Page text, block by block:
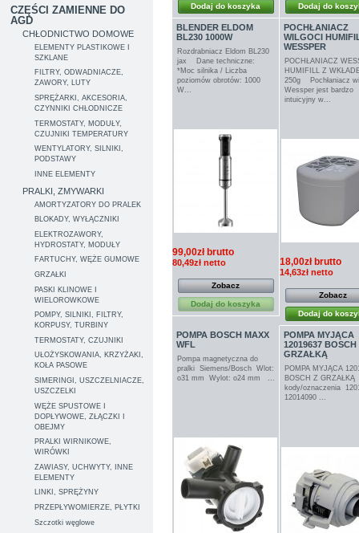
CZĘŚCI ZAMIENNE DO
AGD
CHŁODNICTWO DOMOWE
ELEMENTY PLASTIKOWE I
SZKLANE
FILTRY, ODWADNIACZE,
ZAWORY, LUTY
SPRĘŻARKI, AKCESORIA,
CZYNNIKI CHŁODNICZE
TERMOSTATY, MODUŁY,
CZUJNIKI TEMPERATURY
WENTYLATORY, SILNIKI,
PODSTAWY
INNE ELEMENTY
PRALKI, ZMYWARKI
AMORTYZATORY DO PRALEK
BLOKADY, WYŁĄCZNIKI
ELEKTROZAWORY,
HYDROSTATY, MODUŁY
FARTUCHY, WĘŻE GUMOWE
GRZAŁKI
PASKI KLINOWE I
WIELOROWKOWE
POMPY, SILNIKI, FILTRY,
KORPUSY, TURBINY
TERMOSTATY, CZUJNIKI
UŁOŻYSKOWANIA, KRZYŻAKI,
KOŁA PASOWE
SIMERINGI, USZCZELNIACZE,
USZCZELKI
WĘŻE SPUSTOWE I
DOPŁYWOWE, ZŁĄCZKI I
OBEJMY
PRALKI WIRNIKOWE,
WIRÓWKI
ZAWIASY, UCHWYTY, INNE
ELEMENTY
LINKI, SPRĘŻYNY
PRZEPŁYWOMIERZE, PŁYTKI
Szczotki węglowe
Dodaj do koszyka Dodaj do
BLENDER ELDOM
BL230 1000W
Rozdrabniacz Eldom BL230
jax Dane techniczne:
*Moc silnika / Liczba
poziomów obrotów: 1000
W...
99,00zł brutto
80,49zł netto
Zobacz
Dodaj do koszyka
POCHŁANIACZ
WILGOCI
WESSPER
POCHŁANIACZ
HUMIFILL Z
250g Pochłaniacz
Wessper jest bardzo
intuicyjny w...
18,00zł brutto
14,63zł netto
Zobacz
Dodaj do
POMPA BOSCH MAXX
WFL
Pompa magnetyczna do
pralki Siemens/Bosch Wlot:
o31 mm Wylot: o24 mm ...
POMPA MYJĄCA
12019637 BOSCH
GRZAŁKĄ
POMPA MYJĄCA
BOSCH Z
kody/oznaczenia
12014090 ...